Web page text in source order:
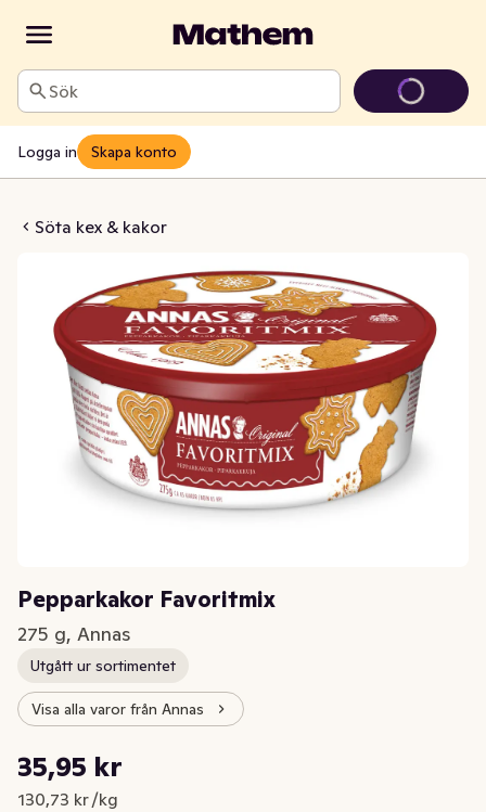
Sök
Logga in Skapa konto
Söta kex & kakor
Favoritmix
Pepparkakor Favoritmix
275 g, Annas
Utgått ur sortimentet
Visa alla varor från Annas
Nuvarande pris är: 35,95 kr
35,95 kr
130,73 kr /kg
Styckpris: 130,73 kr /kg